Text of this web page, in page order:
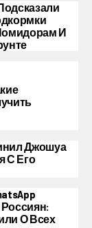
И
Джошуа
С Его
О Всех